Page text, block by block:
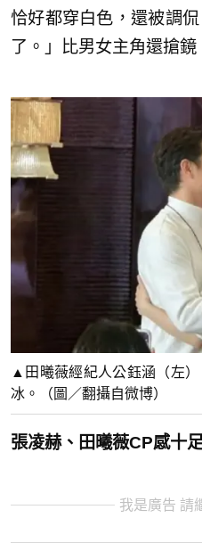
恰好都穿白色，還被調
了。」比男女主角還搶鏡
▲田曦薇經紀人公鈺涵（左
冰。（圖／翻攝自微博）
張凌赫、田曦薇CP感十
我是廣告 請